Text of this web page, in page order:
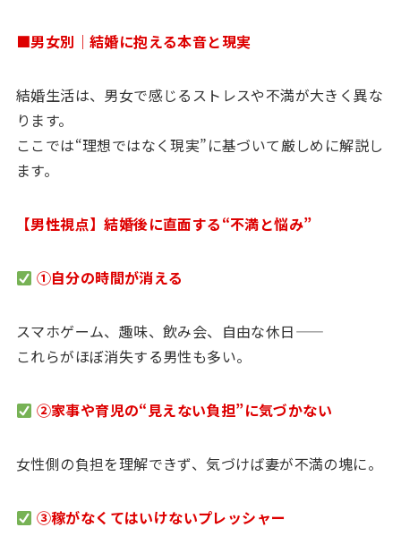
■男女別｜結婚に抱える本音と現実
結婚生活は、男女で感じるストレスや不満が大きく異な
ります。
ここでは“理想ではなく現実”に基づいて厳しめに解説し
ます。
【男性視点】結婚後に直面する“不満と悩み”
①自分の時間が消える
スマホゲーム、趣味、飲み会、自由な休日——
これらがほぼ消失する男性も多い。
②家事や育児の“見えない負担”に気づかない
女性側の負担を理解できず、気づけば妻が不満の塊に。
③稼がなくてはいけないプレッシャー